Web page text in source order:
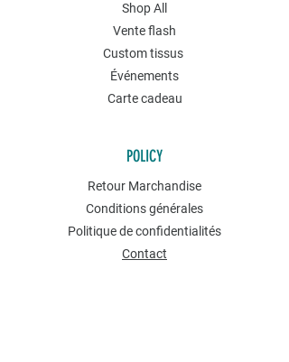
Shop All
Vente flash
Custom tissus
Événements
Carte cadeau
POLICY
Retour Marchandise
Conditions générales
Politique de confidentialités
Contact